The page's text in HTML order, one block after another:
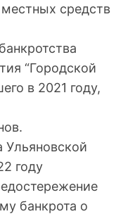
средств
“Городской
в 2021 году,
Ульяновской
году
банкрота о